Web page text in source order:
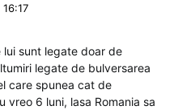
lui sunt legate doar de
legate de bulversarea
care spunea cat de
vreo 6 luni, lasa Romania sa